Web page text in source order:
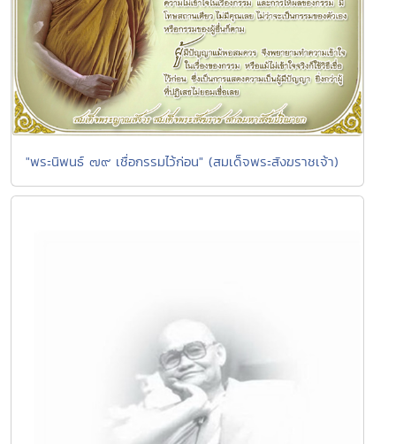
"พระนิพนธ์ ๗๙ เชื่อกรรมไว้ก่อน" (สมเด็จพระสังฆราชเจ้า)